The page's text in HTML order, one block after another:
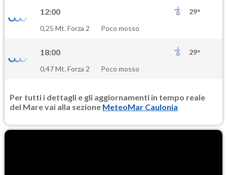
PM25
12:00
29°
0,25 Mt. Forza 2
Poco mosso
18:00
29°
0,47 Mt. Forza 2
Poco mosso
Per tutti i dettagli e gli aggiornamenti in tempo reale
del Mare vai alla sezione MeteoMar Caulonia